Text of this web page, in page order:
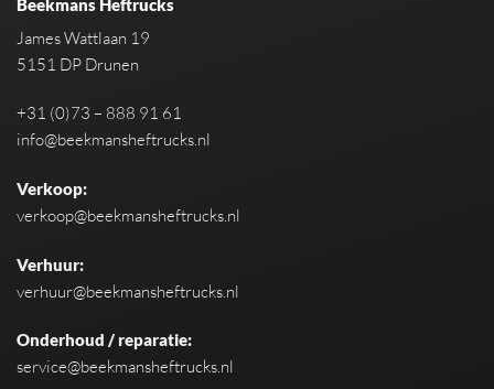
Beekmans Heftrucks
James Wattlaan 19
5151 DP Drunen
+31 (0)73 – 888 91 61
info@beekmansheftrucks.nl
Verkoop:
verkoop@beekmansheftrucks.nl
Verhuur:
verhuur@beekmansheftrucks.nl
Onderhoud / reparatie:
service@beekmansheftrucks.nl